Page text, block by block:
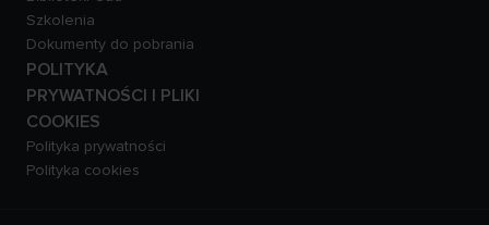
Szkolenia
Dokumenty do pobrania
POLITYKA
PRYWATNOŚCI I PLIKI
COOKIES
Polityka prywatności
Polityka cookies